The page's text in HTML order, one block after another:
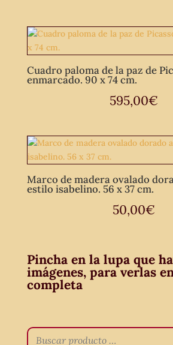
Cuadro paloma de la paz de
enmarcado. 90 x 74 cm.
595,00€
Marco de madera ovalado
estilo isabelino. 56 x 37 cm.
50,00€
Pincha en la lupa que
imágenes, para verlas
completa